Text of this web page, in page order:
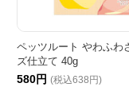
ペッツルート やわふわ
ズ仕立て 40g
580円 (税込638円)